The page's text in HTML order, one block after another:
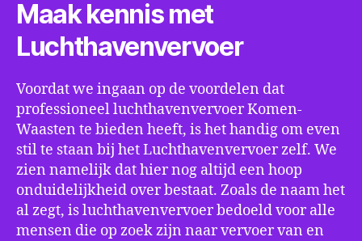
Maak kennis met
Luchthavenvervoer
Voordat we ingaan op de voordelen dat
professioneel luchthavenvervoer Komen-
Waasten te bieden heeft, is het handig om even
stil te staan bij het Luchthavenvervoer zelf. We
zien namelijk dat hier nog altijd een hoop
onduidelijkheid over bestaat. Zoals de naam het
al zegt, is luchthavenvervoer bedoeld voor alle
mensen die op zoek zijn naar vervoer van en